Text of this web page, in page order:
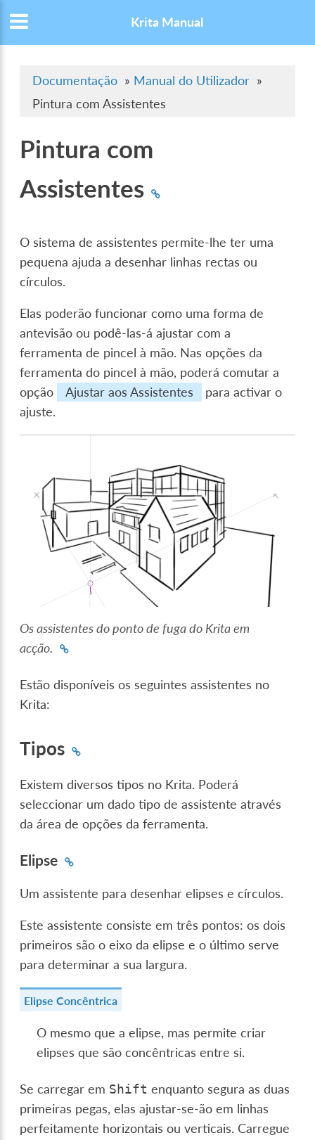
Krita Manual
Documentação » Manual do Utilizador »
Pintura com Assistentes
Pintura com
Assistentes
O sistema de assistentes permite-lhe ter uma
pequena ajuda a desenhar linhas rectas ou
círculos.
Elas poderão funcionar como uma forma de
antevisão ou podê-las-á ajustar com a
ferramenta de pincel à mão. Nas opções da
ferramenta do pincel à mão, poderá comutar a
opção
Ajustar aos Assistentes
para activar o
ajuste.
Os assistentes do ponto de fuga do Krita em
acção.
Estão disponíveis os seguintes assistentes no
Krita:
Tipos
Existem diversos tipos no Krita. Poderá
seleccionar um dado tipo de assistente através
da área de opções da ferramenta.
Elipse
Um assistente para desenhar elipses e círculos.
Este assistente consiste em três pontos: os dois
primeiros são o eixo da elipse e o último serve
para determinar a sua largura.
Elipse Concêntrica
O mesmo que a elipse, mas permite criar
elipses que são concêntricas entre si.
Se carregar em Shift enquanto segura as duas
primeiras pegas, elas ajustar-se-ão em linhas
perfeitamente horizontais ou verticais. Carregue